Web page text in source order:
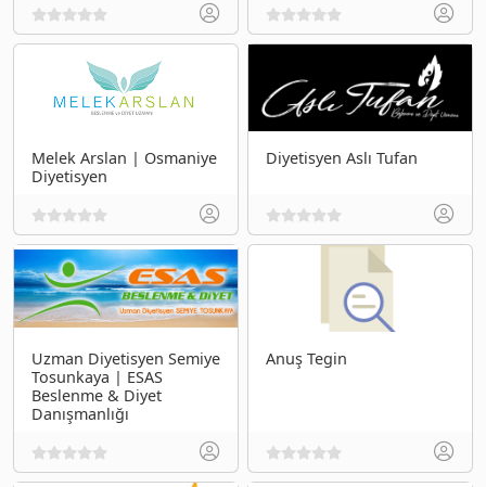
Melek Arslan | Osmaniye
Diyetisyen
Diyetisyen Aslı Tufan
Uzman Diyetisyen Semiye
Tosunkaya | ESAS
Beslenme & Diyet
Danışmanlığı
Anuş Tegin